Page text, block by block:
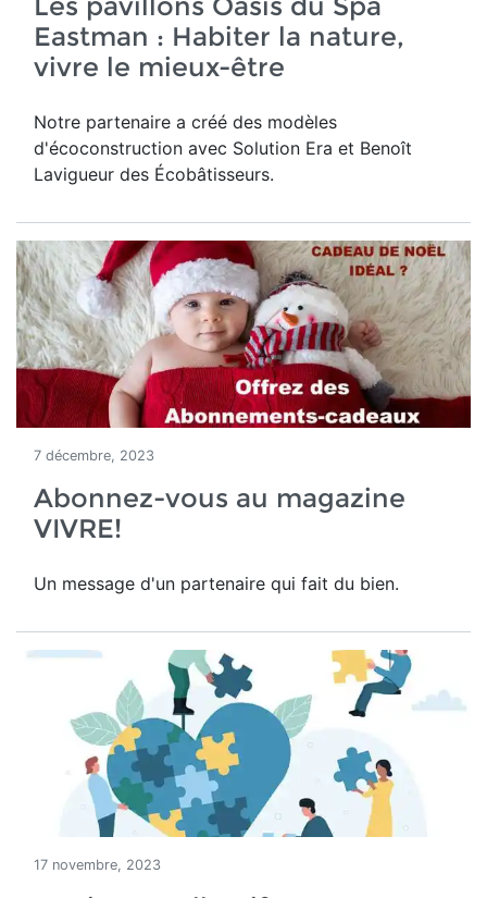
Eastman : Habiter la nature,
vivre le mieux-être
Notre partenaire a créé des modèles
d'écoconstruction avec Solution Era et Benoît
Lavigueur des Écobâtisseurs.
7 décembre, 2023
Abonnez-vous au magazine
VIVRE!
Un message d'un partenaire qui fait du bien.
17 novembre, 2023